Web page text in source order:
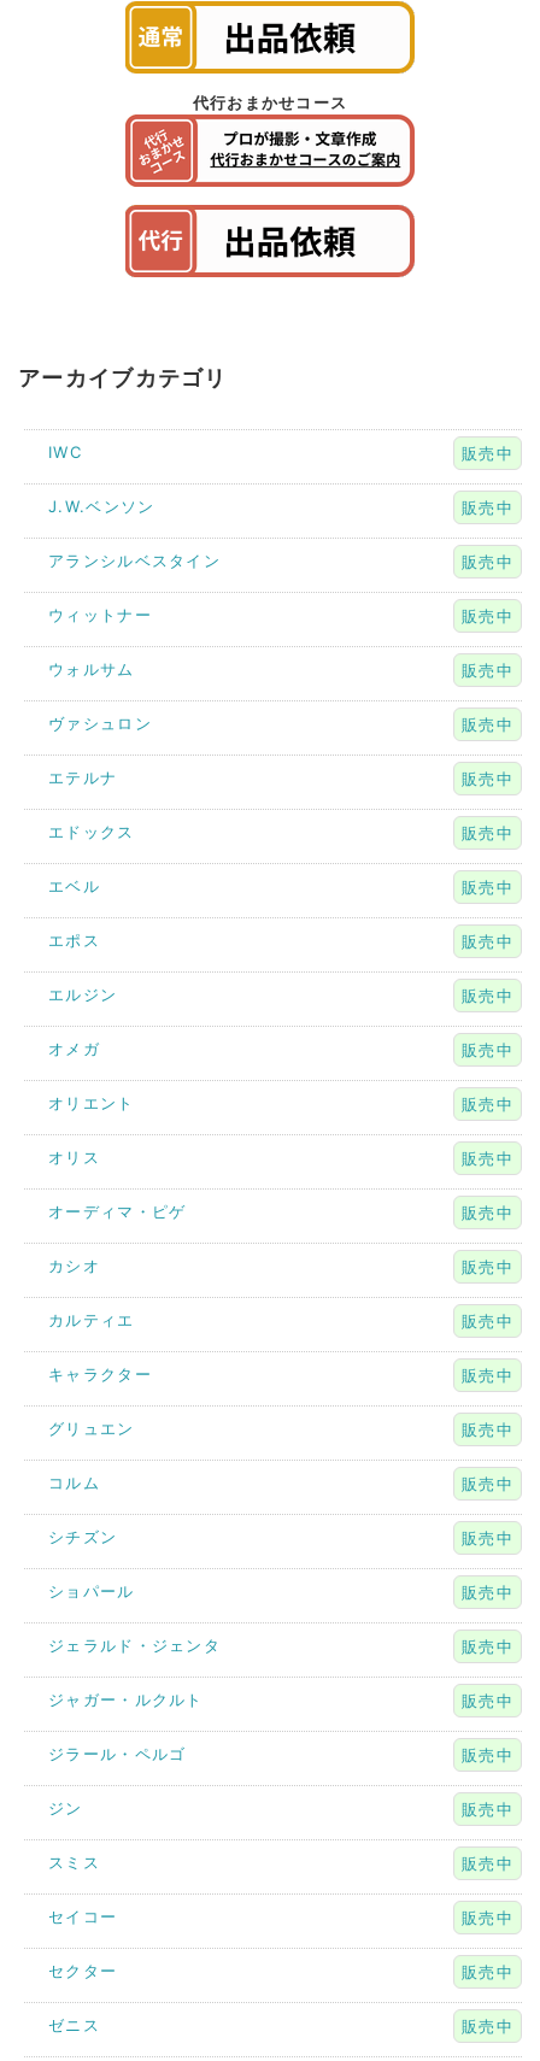
代行おまかせコース
アーカイブカテゴリ
IWC 販売中
J.W.ベンソン 販売中
アランシルベスタイン 販売中
ウィットナー 販売中
ウォルサム 販売中
ヴァシュロン 販売中
エテルナ 販売中
エドックス 販売中
エベル 販売中
エポス 販売中
エルジン 販売中
オメガ 販売中
オリエント 販売中
オリス 販売中
オーディマ・ピゲ 販売中
カシオ 販売中
カルティエ 販売中
キャラクター 販売中
グリュエン 販売中
コルム 販売中
シチズン 販売中
ショパール 販売中
ジェラルド・ジェンタ 販売中
ジャガー・ルクルト 販売中
ジラール・ペルゴ 販売中
ジン 販売中
スミス 販売中
セイコー 販売中
セクター 販売中
ゼニス 販売中